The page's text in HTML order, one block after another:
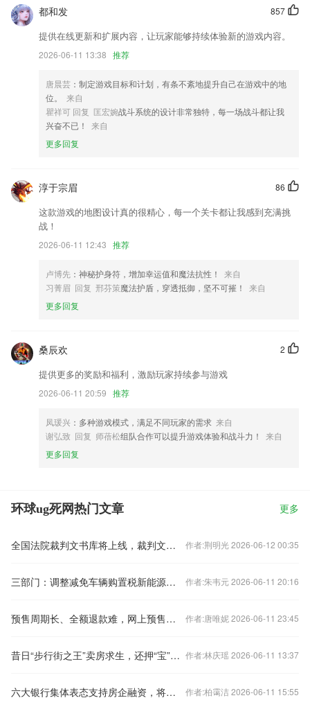
优化功能及文字提示
房源敏感操作需进行滑块验证,加强安全性
优化了代码提升了体验
以上就是环球ug死网的介绍，如果您喜欢这款软件，您可以到应用商店
进行打分评论，说出您的使用经历，以帮助我们更好的对产品进行优化修
857
都和发
提供在线更新和扩展内容，让玩家能够持续体验新的游戏内容。
2026-06-11 13:38 推荐
唐晨芸 ：制定游戏目标和计划，有条不紊地提升自己在游戏中的地
位。
来自
瞿祥可 回复 匡宏婉战斗系统的设计非常独特，每一场战斗都让我
兴奋不已！
来自
更多回复
86
淳于宗眉
这款游戏的地图设计真的很精心，每一个关卡都让我感到充满挑
战！
2026-06-11 12:43 推荐
卢博先 ：神秘护身符，增加幸运值和魔法抗性！
来自
习菁眉 回复 邢芬策魔法护盾，穿透抵御，坚不可摧！
来自
更多回复
2
桑辰欢
提供更多的奖励和福利，激励玩家持续参与游戏
2026-06-11 20:59 推荐
凤瑗兴 ：多种游戏模式，满足不同玩家的需求 来自
谢弘致 回复 师蓓松组队合作可以提升游戏体验和战斗力！
来自
更多回复
环球ug死网热门文章 更多
全国法院裁判文书库将上线，裁判文书公开何去何从？ 作者:荆明光 2026-06-12 00:35
三部门：调整减免车辆购置税新能源汽车产品技术要求 作者:朱韦元 2026-06-11 20:16
预售周期长、全额退款难，网上预售票套路埋得深 作者:唐唯妮 2026-06-11 23:45
昔日“步行街之王”卖房求生，还押“宝”千元羽绒服 作者:林庆瑶 2026-06-11 13:37
六大银行集体表态支持房企融资，将如何影响楼市？ 作者:柏霭洁 2026-06-11 15:55